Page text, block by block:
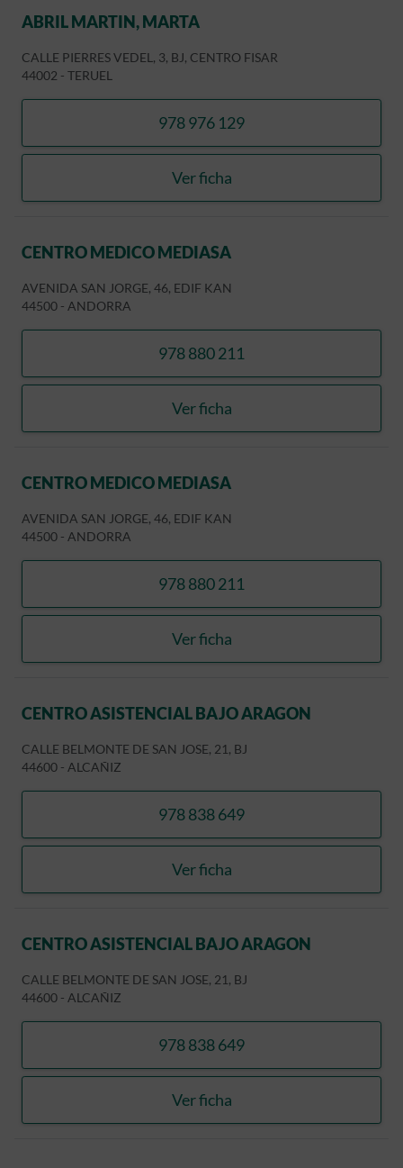
ABRIL MARTIN, MARTA
CALLE PIERRES VEDEL, 3, BJ, CENTRO FISAR
44002 - TERUEL
978 976 129
llamar ABRIL MARTIN,
Ver ficha
ABRIL MARTIN, MARTA
CENTRO MEDICO MEDIASA
AVENIDA SAN JORGE, 46, EDIF KAN
44500 - ANDORRA
978 880 211
llamar CENTRO MEDICO
Ver ficha
CENTRO MEDICO
CENTRO MEDICO MEDIASA
AVENIDA SAN JORGE, 46, EDIF KAN
44500 - ANDORRA
978 880 211
llamar CENTRO MEDICO
Ver ficha
CENTRO MEDICO
CENTRO ASISTENCIAL BAJO ARAGON
CALLE BELMONTE DE SAN JOSE, 21, BJ
44600 - ALCAÑIZ
978 838 649
llamar CENTRO
Ver ficha
CENTRO ASISTENCIAL
CENTRO ASISTENCIAL BAJO ARAGON
CALLE BELMONTE DE SAN JOSE, 21, BJ
44600 - ALCAÑIZ
978 838 649
llamar CENTRO
Ver ficha
CENTRO ASISTENCIAL